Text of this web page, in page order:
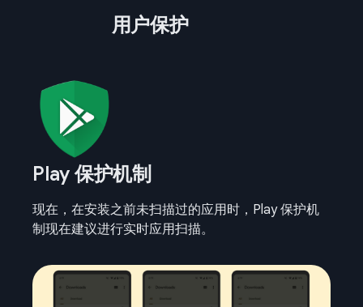
用户保护
Play 保护机制
现在，在安装之前未扫描过的应用时，Play 保护机
制现在建议进行实时应用扫描。